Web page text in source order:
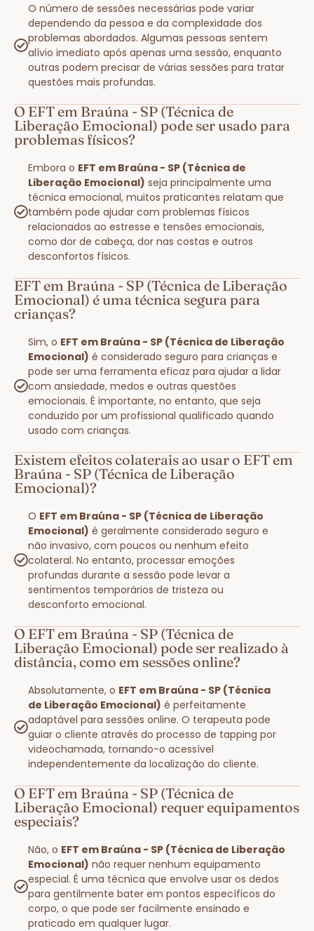
O número de sessões necessárias pode variar
dependendo da pessoa e da complexidade dos
problemas abordados. Algumas pessoas sentem
alívio imediato após apenas uma sessão, enquanto
outras podem precisar de várias sessões para tratar
questões mais profundas.
O EFT em Braúna - SP (Técnica de
Liberação Emocional) pode ser usado para
problemas físicos?
Embora o EFT em Braúna - SP (Técnica de
Liberação Emocional) seja principalmente uma
técnica emocional, muitos praticantes relatam que
também pode ajudar com problemas físicos
relacionados ao estresse e tensões emocionais,
como dor de cabeça, dor nas costas e outros
desconfortos físicos.
EFT em Braúna - SP (Técnica de Liberação
Emocional) é uma técnica segura para
crianças?
Sim, o EFT em Braúna - SP (Técnica de Liberação
Emocional) é considerado seguro para crianças e
pode ser uma ferramenta eficaz para ajudar a lidar
com ansiedade, medos e outras questões
emocionais. É importante, no entanto, que seja
conduzido por um profissional qualificado quando
usado com crianças.
Existem efeitos colaterais ao usar o EFT em
Braúna - SP (Técnica de Liberação
Emocional)?
O EFT em Braúna - SP (Técnica de Liberação
Emocional) é geralmente considerado seguro e
não invasivo, com poucos ou nenhum efeito
colateral. No entanto, processar emoções
profundas durante a sessão pode levar a
sentimentos temporários de tristeza ou
desconforto emocional.
O EFT em Braúna - SP (Técnica de
Liberação Emocional) pode ser realizado à
distância, como em sessões online?
Absolutamente, o EFT em Braúna - SP (Técnica
de Liberação Emocional) é perfeitamente
adaptável para sessões online. O terapeuta pode
guiar o cliente através do processo de tapping por
videochamada, tornando-o acessível
independentemente da localização do cliente.
O EFT em Braúna - SP (Técnica de
Liberação Emocional) requer equipamentos
especiais?
Não, o EFT em Braúna - SP (Técnica de Liberação
Emocional) não requer nenhum equipamento
especial. É uma técnica que envolve usar os dedos
para gentilmente bater em pontos específicos do
corpo, o que pode ser facilmente ensinado e
praticado em qualquer lugar.